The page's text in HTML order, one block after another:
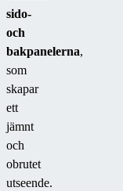
sido-
och
bakpanelerna,
som
skapar
ett
jämnt
och
obrutet
utseende.